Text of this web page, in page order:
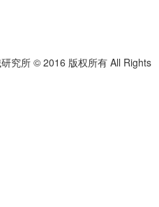
究所 © 2016 版权所有 All Rights